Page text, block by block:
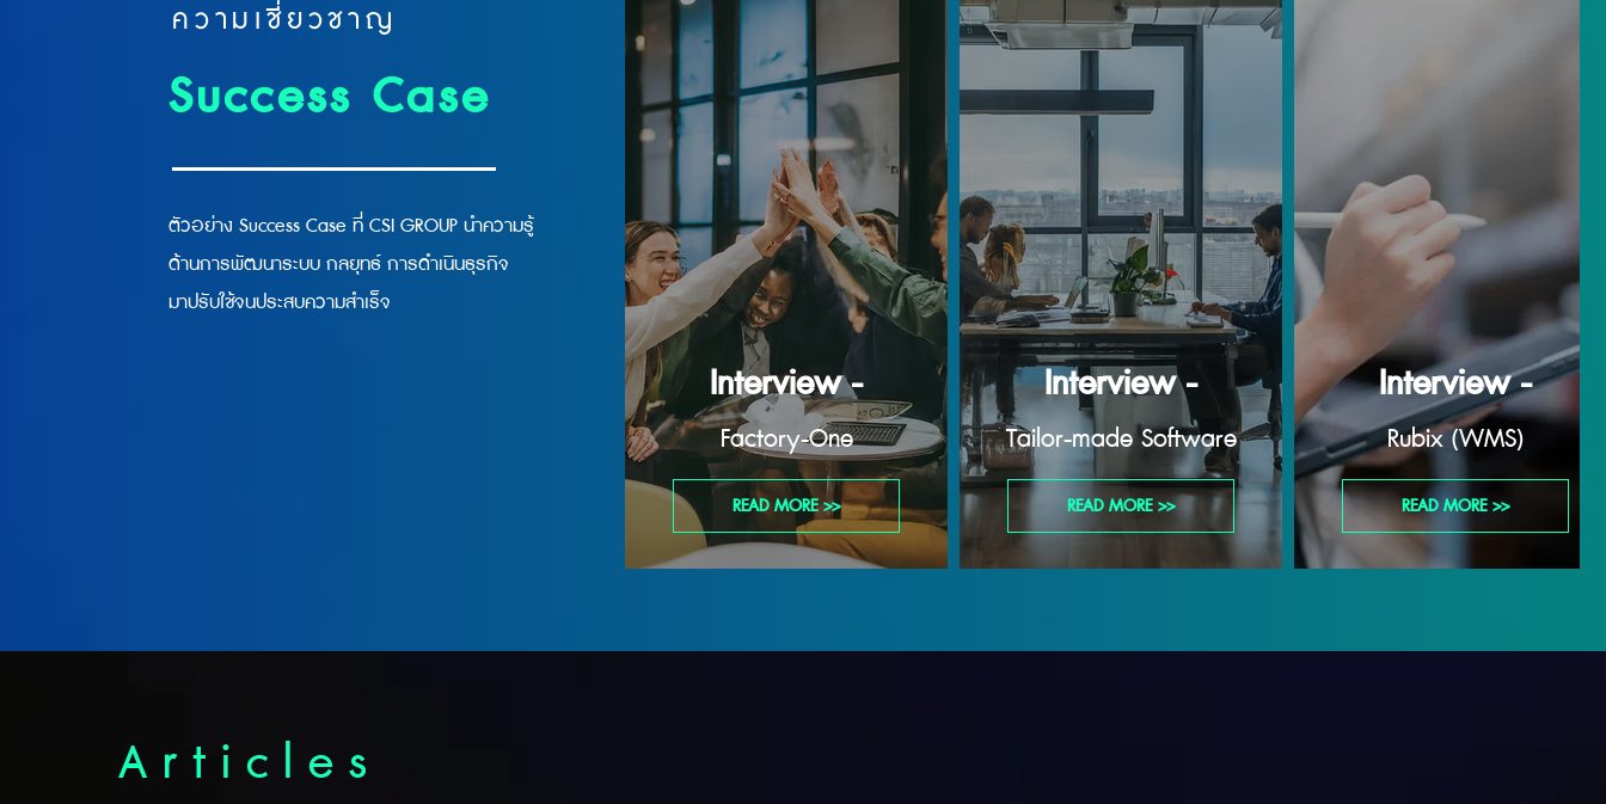
ความเชี่ยวชาญ
SuccessCase
ตัวอย่าง Success Case ที่ CSI GROUP นำความรู้
ด้านการพัฒนาระบบ กลยุทธ์ การดำเนินธุรกิจ
มาปรับใช้จนประสบความสำเร็จ
Interview -
Factory-One
READ MORE >>
Interview -
Tailor-made Software
READ MORE >>
Interview -
Rubix (WMS)
READ MORE >>
A r t i c l e s